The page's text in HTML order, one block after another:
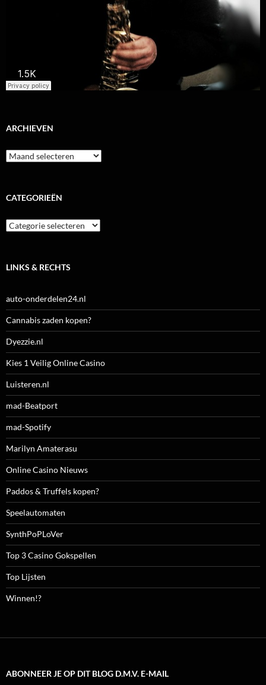
ARCHIEVEN
Archieven
CATEGORIEËN
Categorieën
LINKS & RECHTS
auto-onderdelen24.nl
Cannabis zaden kopen?
Dyezzie.nl
Kies 1 Veilig Online Casino
Luisteren.nl
mad-Beatport
mad-Spotify
Marilyn Amaterasu
Online Casino Nieuws
Paddos & Truffels kopen?
Speelautomaten
SynthPoPLoVer
Top 3 Casino Gokspellen
Top Lijsten
Winnen!?
ABONNEER JE OP DIT BLOG D.M.V. E-MAIL